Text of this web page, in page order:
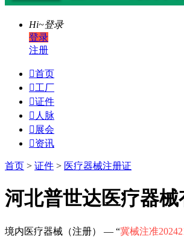
Hi~登录
登录
注册
首页
工厂
证件
 人脉
 展会
资讯
首页 > 证件 > 医疗器械注册证
河北普世达医疗器械
境内医疗器械（注册） — “冀械注准